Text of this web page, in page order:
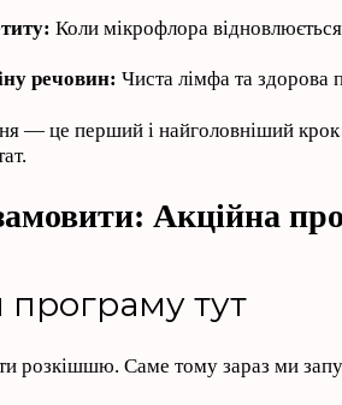
Коли мікрофлора
речовин: Чиста лімфа та здорова
— це перший і найголовніший крок
Акційна
тут
розкішшю. Саме тому зараз ми